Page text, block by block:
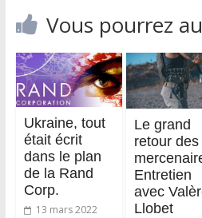
Vous pourrez
Ukraine, tout
était écrit
dans le plan
de la Rand
Corp.
13 mars 2022
Le grand
retour des
Entretien
avec
Llobet